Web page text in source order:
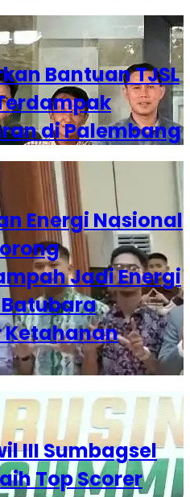
Bantuan TJSL
di Palembang
Energi Nasional
Jadi Energi
Ketahanan
III Sumbagsel
Top Scorer